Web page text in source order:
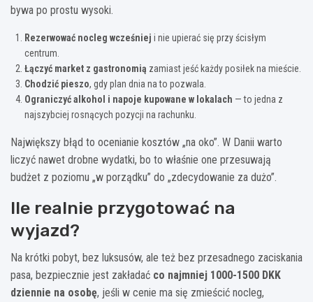
bywa po prostu wysoki.
Rezerwować nocleg wcześniej i nie upierać się przy ścisłym
centrum.
Łączyć market z gastronomią zamiast jeść każdy posiłek na mieście.
Chodzić pieszo, gdy plan dnia na to pozwala.
Ograniczyć alkohol i napoje kupowane w lokalach — to jedna z
najszybciej rosnących pozycji na rachunku.
Największy błąd to ocenianie kosztów „na oko”. W Danii warto
liczyć nawet drobne wydatki, bo to właśnie one przesuwają
budżet z poziomu „w porządku” do „zdecydowanie za dużo”.
Ile realnie przygotować na
wyjazd?
Na krótki pobyt, bez luksusów, ale też bez przesadnego zaciskania
pasa, bezpiecznie jest zakładać co najmniej 1000-1500 DKK
dziennie na osobę, jeśli w cenie ma się zmieścić nocleg,